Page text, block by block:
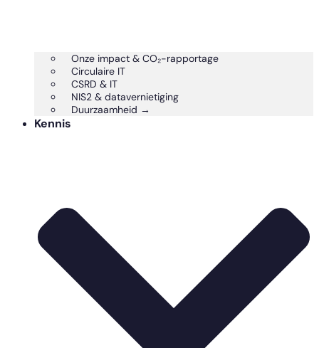
Onze impact & CO₂-rapportage
Circulaire IT
CSRD & IT
NIS2 & datavernietiging
Duurzaamheid →
Kennis